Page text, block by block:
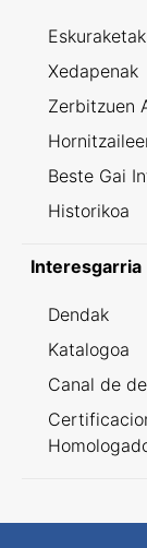
Eskuraketak
Xedapenak
Zerbitzuen
Beste Gai
Historikoa
Interesgarria
Dendak
Katalogoa
Canal de